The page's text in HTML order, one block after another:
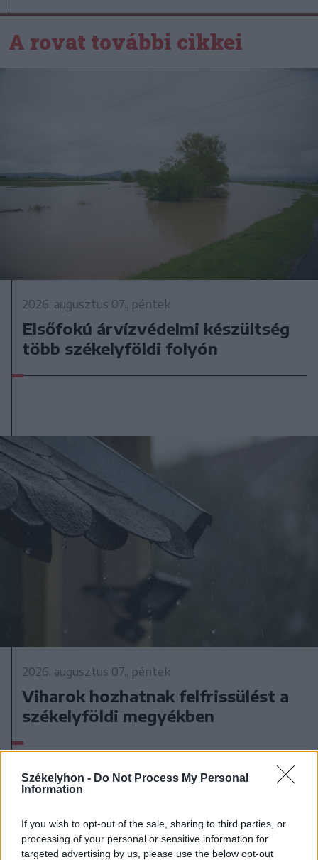
Székelyhon - Do Not Process My Personal
Information
If you wish to opt-out of the sale, sharing to third parties, or
processing of your personal or sensitive information for
targeted advertising by us, please use the below opt-out
A rovat további cikkei
2026. augusztus 07., péntek
Elsőfokú árvízvédelmi készültség
több székelyföldi folyón
2026. augusztus 07., péntek
Viharok hozhatnak felfrissülést a
székelyföldi megyékben